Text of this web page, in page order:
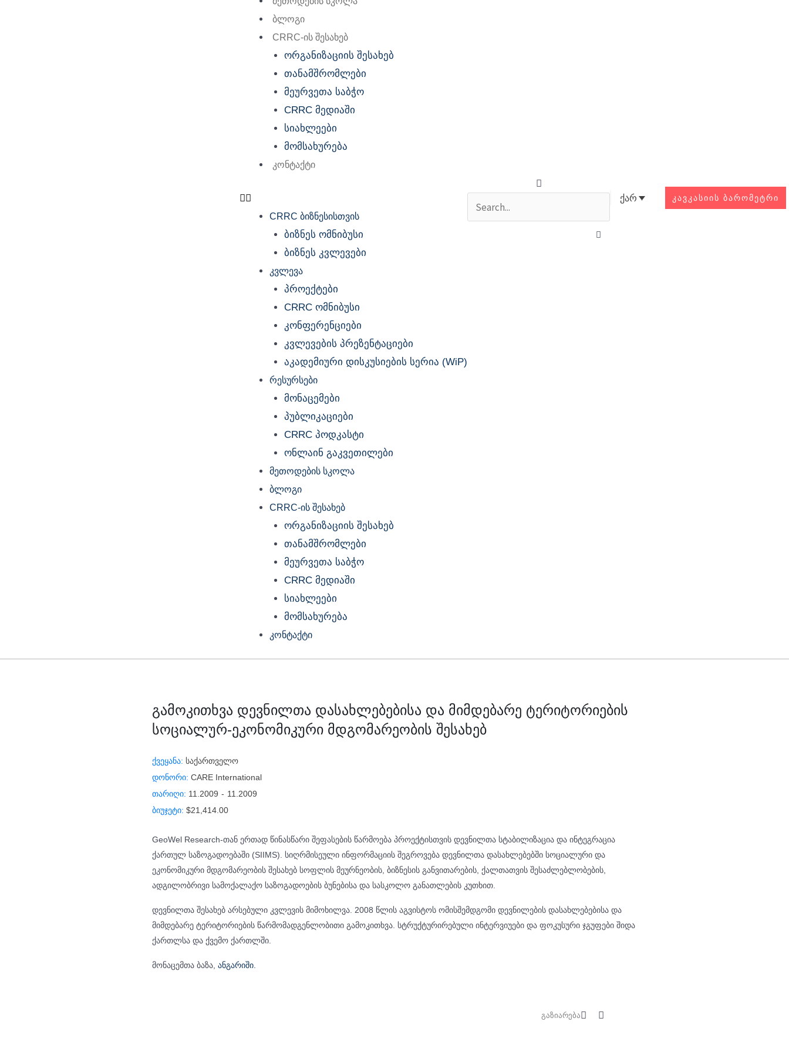
ბლოგი
CRRC-ის შესახებ
ორგანიზაციის შესახებ
თანამშრომლები
მეურვეთა საბჭო
CRRC მედიაში
სიახლეები
მომსახურება
კონტაქტი
CRRC ბიზნესისთვის
ბიზნეს ომნიბუსი
ბიზნეს კვლევები
კვლევა
პროექტები
CRRC ომნიბუსი
კონფერენციები
კვლევების პრეზენტაციები
აკადემიური დისკუსიების სერია (WiP)
რესურსები
მონაცემები
პუბლიკაციები
CRRC პოდკასტი
ონლაინ გაკვეთილები
მეთოდების სკოლა
ბლოგი
CRRC-ის შესახებ
ორგანიზაციის შესახებ
თანამშრომლები
მეურვეთა საბჭო
CRRC მედიაში
სიახლეები
მომსახურება
კონტაქტი
Search
Close
ქარ ᲙᲐᲕᲙᲐᲡᲘᲘᲡ ᲑᲐᲠᲝᲛᲔᲢᲠᲘ
გამოკითხვა დევნილთა დასახლებებისა და მიმდებარე ტერიტორიების
სოციალურ-ეკონომიკური მდგომარეობის შესახებ
ქვეყანა: საქართველო
დონორი: CARE International
თარიღი: 11.2009 - 11.2009
ბიუჯეტი: $21,414.00
GeoWel Research-თან ერთად წინასწარი შეფასების წარმოება პროექტისთვის დევნილთა სტაბილიზაცია და ინტეგრაცია
ქართულ საზოგადოებაში (SIIMS). სიღრმისეული ინფორმაციის შეგროვება დევნილთა დასახლებებში სოციალური და
ეკონომიკური მდგომარეობის შესახებ სოფლის მეურნეობის, ბიზნესის განვითარების, ქალთათვის შესაძლებლობების,
ადგილობრივი სამოქალაქო საზოგადოების ბუნებისა და სასკოლო განათლების კუთხით.
დევნილთა შესახებ არსებული კვლევის მიმოხილვა. 2008 წლის აგვისტოს ომისშემდგომი დევნილების დასახლებებისა და
მიმდებარე ტერიტორიების წარმომადგენლობითი გამოკითხვა. სტრუქტურირებული ინტერვიუები და ფოკუსური ჯგუფები შიდა
ქართლსა და ქვემო ქართლში.
მონაცემთა ბაზა, ანგარიში.
გაზიარება